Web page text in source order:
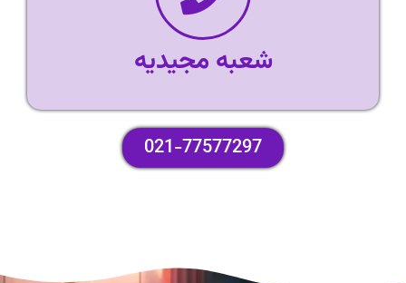
شعبه مجیدیه
021-77577297